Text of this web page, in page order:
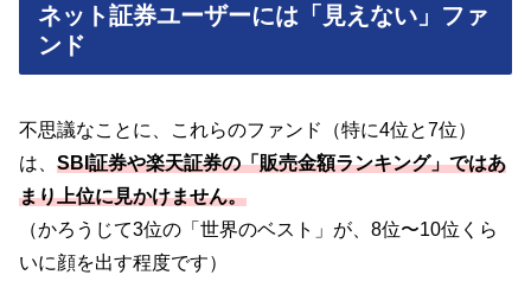
ネット証券ユーザーには「見えない」ファ
ンド
不思議なことに、これらのファンド（特に4位と7位）
は、 SBI証券や楽天証券の「販売金額ランキング」ではあ
まり上位に見かけません。
（かろうじて3位の「世界のベスト」が、8位〜10位くら
いに顔を出す程度です）